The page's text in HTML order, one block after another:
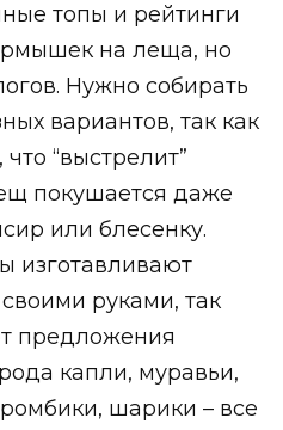
топы и рейтинги
на леща, но
Нужно собирать
вариантов, так как
“выстрелит”
покушается даже
или блесенку.
изготавливают
руками, так
предложения
капли, муравьи,
шарики – все